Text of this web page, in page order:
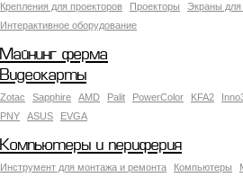
Крепления для проекторов Проекторы
Экраны для
Интерактивное оборудование
Майнинг ферма
Видеокарты
Zotac Sapphire AMD Palit PowerColor KFA2
PNY
ASUS EVGA
Компьютеры и периферия
Инструмент для монтажа и ремонта Компьютеры